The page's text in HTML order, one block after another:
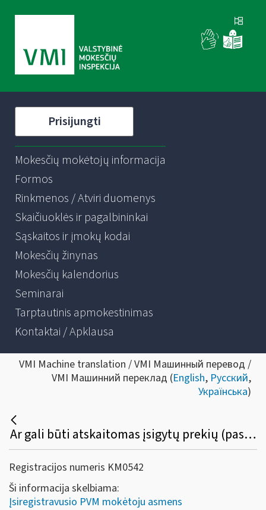
Prisijungti
Mokesčių mokėtojų informacija
Formos
Rinkmenos / Atviri duomenys
Skaičiuoklės ir pagalbininkai
Sąskaitos ir įmokų kodai
Mokesčių žinynas
Mokesčių kalendorius
Seminarai
Tarptautinis apmokestinimas
Kontaktai / Apklausa
VMI Machine translation / VMI Машинный перевод /
VMI Машинний переклад (English, Русский,
Українська)
Ar gali būti atskaitomas įsigytų prekių (paslaugų) pirkimo PVM, skirtų numatomai PVM apmokestinamai veiklai vykdyti, kuri vėliau dėl tam tikrų priežasčių nebuvo pradėta vykdyti?
Registracijos numeris KM0542
Ši informacija skelbiama:
Įsiregistravusio PVM mokėtoju asmens